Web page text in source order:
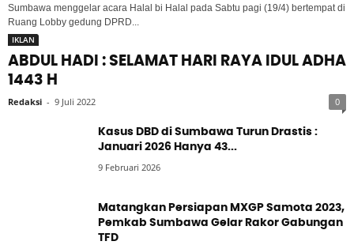
Sumbawa menggelar acara Halal bi Halal pada Sabtu pagi (19/4) bertempat di
Ruang Lobby gedung DPRD...
IKLAN
ABDUL HADI : SELAMAT HARI RAYA IDUL ADHA
1443 H
Redaksi - 9 Juli 2022 0
Kasus DBD di Sumbawa Turun Drastis :
Januari 2026 Hanya 43...
9 Februari 2026
Matangkan Persiapan MXGP Samota 2023,
Pemkab Sumbawa Gelar Rakor Gabungan
TFD